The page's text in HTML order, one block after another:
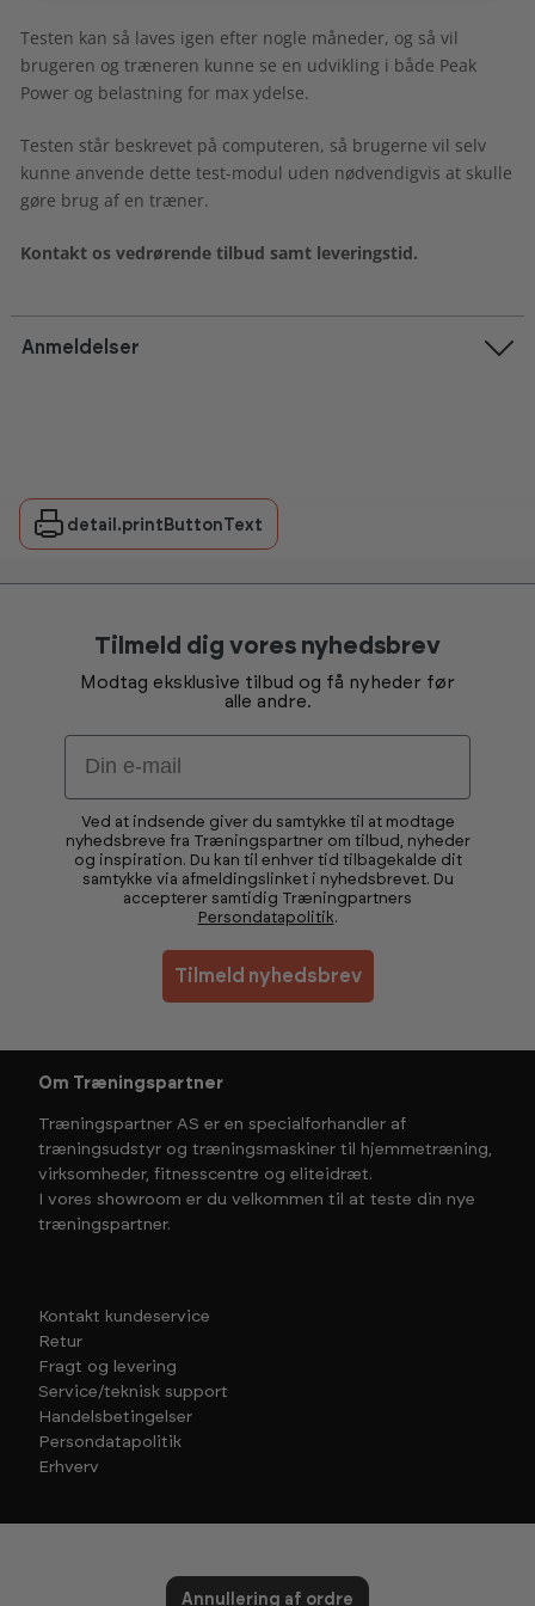
Testen kan så laves igen efter nogle måneder, og så vil
brugeren og træneren kunne se en udvikling i både Peak
Power og belastning for max ydelse.
Testen står beskrevet på computeren, så brugerne vil selv
kunne anvende dette test-modul uden nødvendigvis at skulle
gøre brug af en træner.
Kontakt os vedrørende tilbud samt leveringstid.
Anmeldelser
detail.printButtonText
Tilmeld dig vores nyhedsbrev
Modtag eksklusive tilbud og få nyheder før
alle andre.
Email
Ved at indsende giver du samtykke til at modtage
nyhedsbreve fra Træningspartner om tilbud, nyheder
og inspiration. Du kan til enhver tid tilbagekalde dit
samtykke via afmeldingslinket i nyhedsbrevet. Du
accepterer samtidig Træningpartners
Persondatapolitik.
Tilmeld nyhedsbrev
Om Træningspartner
Træningspartner AS er en specialforhandler af
træningsudstyr og træningsmaskiner til hjemmetræning,
virksomheder, fitnesscentre og eliteidræt.
I vores showroom er du velkommen til at teste din nye
træningspartner.
Kontakt kundeservice
Retur
Fragt og levering
Service/teknisk support
Handelsbetingelser
Persondatapolitik
Erhverv
Annullering af ordre